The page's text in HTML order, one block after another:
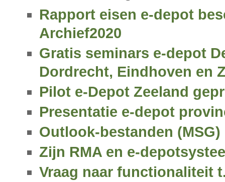
Rapport eisen e-depot
Archief2020
Gratis seminars e-depot
Dordrecht, Eindhoven en
Pilot e-Depot Zeeland
Presentatie e-depot
Outlook-bestanden
Zijn RMA en e-
Vraag naar functionaliteit